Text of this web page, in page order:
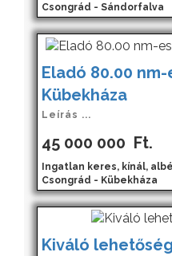
Csongrád - Sándorfalva
Eladó 80.00
Kübekháza
Leírás ...
45 000 000 Ft.
Ingatlan keres, kínál,
Csongrád - Kübekháza
Kiváló